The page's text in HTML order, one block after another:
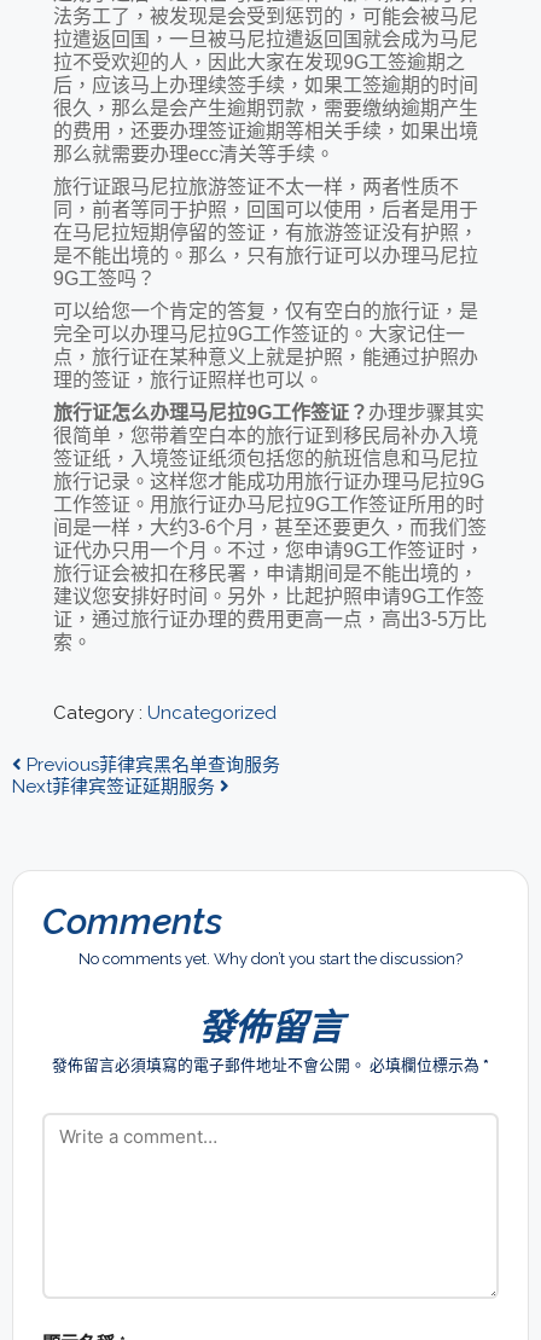
法务工了，被发现是会受到惩罚的，可能会被马尼
拉遣返回国，一旦被马尼拉遣返回国就会成为马尼
拉不受欢迎的人，因此大家在发现9G工签逾期之
后，应该马上办理续签手续，如果工签逾期的时间
很久，那么是会产生逾期罚款，需要缴纳逾期产生
的费用，还要办理签证逾期等相关手续，如果出境
那么就需要办理ecc清关等手续。
旅行证跟马尼拉旅游签证不太一样，两者性质不
同，前者等同于护照，回国可以使用，后者是用于
在马尼拉短期停留的签证，有旅游签证没有护照，
是不能出境的。那么，只有旅行证可以办理马尼拉
9G工签吗？
可以给您一个肯定的答复，仅有空白的旅行证，是
完全可以办理马尼拉9G工作签证的。大家记住一
点，旅行证在某种意义上就是护照，能通过护照办
理的签证，旅行证照样也可以。
旅行证怎么办理马尼拉9G工作签证？ 办理步骤其实
很简单，您带着空白本的旅行证到移民局补办入境
签证纸，入境签证纸须包括您的航班信息和马尼拉
旅行记录。这样您才能成功用旅行证办理马尼拉9G
工作签证。用旅行证办马尼拉9G工作签证所用的时
间是一样，大约3-6个月，甚至还要更久，而我们签
证代办只用一个月。不过，您申请9G工作签证时，
旅行证会被扣在移民署，申请期间是不能出境的，
建议您安排好时间。另外，比起护照申请9G工作签
证，通过旅行证办理的费用更高一点，高出3-5万比
索。
Category : Uncategorized
Previous菲律宾黑名单查询服务
Next菲律宾签证延期服务
Comments
No comments yet. Why don’t you start the discussion?
發佈留言
發佈留言必須填寫的電子郵件地址不會公開。 必填欄位標示為 *